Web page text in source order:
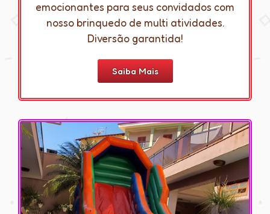
emocionantes para seus convidados com
nosso brinquedo de multi atividades.
Diversão garantida!
Saiba Mais